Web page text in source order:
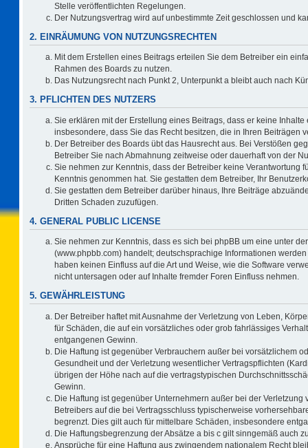
Stelle veröffentlichten Regelungen.
Der Nutzungsvertrag wird auf unbestimmte Zeit geschlossen und
2. EINRÄUMUNG VON NUTZUNGSRECHTEN
Mit dem Erstellen eines Beitrags erteilen Sie dem Betreiber ein
Rahmen des Boards zu nutzen.
Das Nutzungsrecht nach Punkt 2, Unterpunkt a bleibt auch nach
3. PFLICHTEN DES NUTZERS
Sie erklären mit der Erstellung eines Beitrags, dass er keine
insbesondere, dass Sie das Recht besitzen, die in Ihren Beiträgen
Der Betreiber des Boards übt das Hausrecht aus. Bei Verstößen
Betreiber Sie nach Abmahnung zeitweise oder dauerhaft von der
Sie nehmen zur Kenntnis, dass der Betreiber keine Verantwortung
Kenntnis genommen hat. Sie gestatten dem Betreiber, Ihr
Sie gestatten dem Betreiber darüber hinaus, Ihre Beiträge
Dritten Schaden zuzufügen.
4. GENERAL PUBLIC LICENSE
Sie nehmen zur Kenntnis, dass es sich bei phpBB um eine unter der
(www.phpbb.com) handelt; deutschsprachige Informationen
haben keinen Einfluss auf die Art und Weise, wie die Software
nicht untersagen oder auf Inhalte fremder Foren Einfluss nehmen.
5. GEWÄHRLEISTUNG
Der Betreiber haftet mit Ausnahme der Verletzung von Leben,
für Schäden, die auf ein vorsätzliches oder grob fahrlässiges
entgangenen Gewinn.
Die Haftung ist gegenüber Verbrauchern außer bei vorsätzlichem
Gesundheit und der Verletzung wesentlicher Vertragspflichten
übrigen der Höhe nach auf die vertragstypischen
Gewinn.
Die Haftung ist gegenüber Unternehmern außer bei der
Betreibers auf die bei Vertragsschluss typischerweise
begrenzt. Dies gilt auch für mittelbare Schäden, insbesondere
Die Haftungsbegrenzung der Absätze a bis c gilt sinngemäß auch
Ansprüche für eine Haftung aus zwingendem nationalem Recht